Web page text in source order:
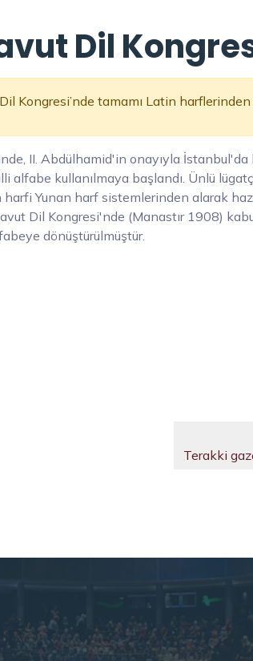
Dil
Kongresi’nde tamamı Latin
II. Abdülhamid'in onayıyla
alfabe kullanılmaya başlandı. Ünlü
Yunan harf sistemlerinden alarak
Dil Kongresi'nde (Manastır 1908)
dönüştürülmüştür.
Terakki